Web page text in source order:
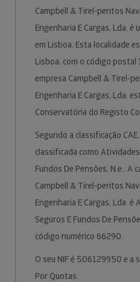
Campbell & Tirel-peritos
Engenharia E Cargas, Lda. é
em Lisboa. Esta localidade
Lisboa, com o código
empresa Campbell & Tirel-
Engenharia E Cargas, Lda.
Conservatória do Registo
Segundo a classificação
classificada como
Fundos De Pensões, N.e.. A
Campbell & Tirel-peritos
Engenharia E Cargas, Lda.
Seguros E Fundos De
código numérico 66290.
O seu NIF é 506129950 e a
Por Quotas.